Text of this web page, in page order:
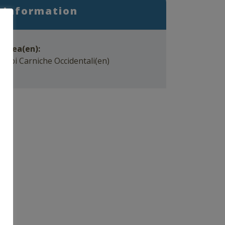
Information
Area(en):
Alpi Carniche Occidentali(en)